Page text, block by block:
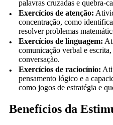
palavras cruzadas e quebra-
Exercícios de atenção:
concentração, como
resolver problemas
Exercícios de linguagem:
comunicação verbal e
conversação.
Exercícios de raciocínio:
pensamento lógico e a
como jogos de estratégia e
Benefícios da